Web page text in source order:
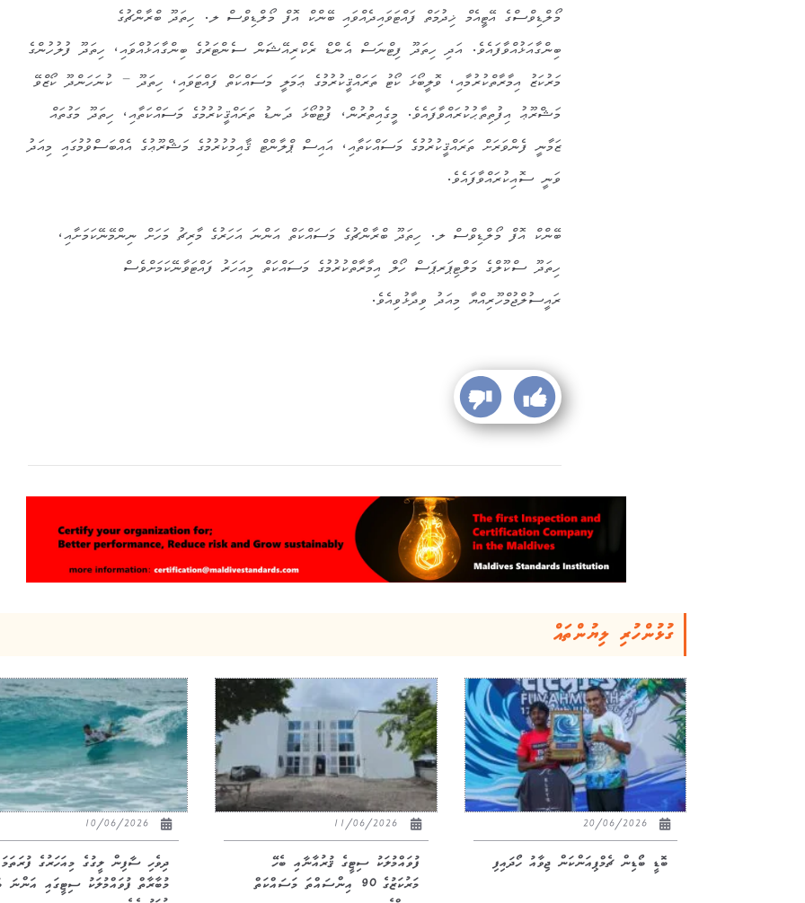
މޯލްޑިވްސްގެ އޭޓީއެމް ޚިދުމަތް ފައްޓަވައިދެއްވައި ބޭންކް އޮފް މޯލްޑިވްސް ލ. ހިތަދޫ ބްރާންޗުގެ
ބިންގާއަޅުއްވާފައެވެ. އަދި ހިތަދޫ ފިޓްނަސް އެންޑް ރެކްރިއޭޝަން ސެންޓަރުގެ ބިންގާއަޅުއްވައި، ހިތަދޫ ފުލުހުންގެ
މަރުކަޒު އިމާރާތްކުރުމާއި، ވޮލީބޯޅަ ކޯޓު ތަރައްޤީކުރުމުގެ ޢަމަލީ މަސައްކަތް ފައްޓަވައި، ހިތަދޫ – ކުނަހަންދޫ ކޯޒްވޭ
މަޝްރޫޢު އިފުތިތާޙުކުރައްވާފައެވެ. މީގެއިތުރުން، ފުޓުބޯޅަ ދަނޑު ތަރައްޤީކުރުމުގެ މަސައްކަތާއި، ހިތަދޫ މަގުތައް
ޒަމާނީ ފެންވަރަށް ތަރައްޤީކުރުމުގެ މަސައްކަތާއި، އައިސް ޕްލާންޓް ޤާއިމުކުރުމުގެ މަޝްރޫޢުގެ އެއްބަސްވުމުގައި މިއަދު
ވަނީ ސޮއިކުރައްވާފައެވެ.
ބޭންކް އޮފް މޯލްޑިވްސް ލ. ހިތަދޫ ބްރާންޗުގެ މަސައްކަތް އަންނަ އަހަރުގެ މާރިޗު މަހަށް ނިންމޭނޭކަމަށާއި،
ހިތަދޫ ސްކޫލްގެ މަލްޓިޕަރޕަސް ހޯލް އިމާރާތްކުރުމުގެ މަސައްކަތް މިއަހަރު ފައްޓަވާނޭކަމަށްވެސް
ރައީސުލްޖުމްހޫރިއްޔާ މިއަދު ވިދާޅުވިއެވެ.
ގުޅުންހުރި ލިޔުންތައް
20/06/2026
ބޮޑީ ބޯޑިން ޗެމްޕިއަންކަން ޖިވާއު ހޯދައިފި
ފުވައްމުލަކު ސިޓީގެ ޤުރުއާނާއި ބެހޭ
މަރުކަޒުގެ 90 އިންސައްތަ މަސައްކަތް
10/06/2026
ދިވެހި ސާފިން ލީގުގެ މިއަހަރުގެ ފުރަތަމަ
މުބާރާތް ފުވައްމުލަކު ސިޓީގައި އަންނަ